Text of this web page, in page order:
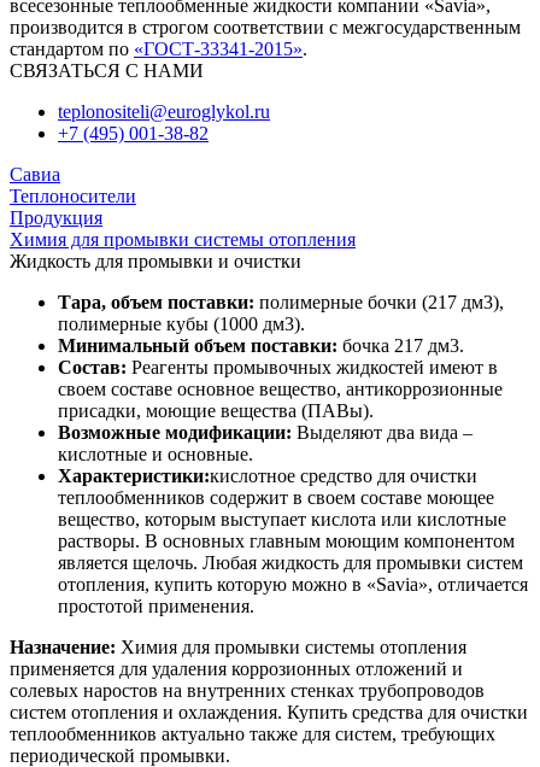
всесезонные теплообменные жидкости компании «Savia»,
производится в строгом соответствии с межгосударственным
стандартом по «ГОСТ-33341-2015».
СВЯЗАТЬСЯ С НАМИ
teplonositeli@euroglykol.ru
+7 (495) 001-38-82
Савиа
Теплоносители
Продукция
Химия для промывки системы отопления
Жидкость для промывки и очистки
Тара, объем поставки: полимерные бочки (217 дм3),
полимерные кубы (1000 дм3).
Минимальный объем поставки: бочка 217 дм3.
Состав: Реагенты промывочных жидкостей имеют в
своем составе основное вещество, антикоррозионные
присадки, моющие вещества (ПАВы).
Возможные модификации: Выделяют два вида –
кислотные и основные.
Характеристики:кислотное средство для очистки
теплообменников содержит в своем составе моющее
вещество, которым выступает кислота или кислотные
растворы. В основных главным моющим компонентом
является щелочь. Любая жидкость для промывки систем
отопления, купить которую можно в «Savia», отличается
простотой применения.
Назначение: Химия для промывки системы отопления
применяется для удаления коррозионных отложений и
солевых наростов на внутренних стенках трубопроводов
систем отопления и охлаждения. Купить средства для очистки
теплообменников актуально также для систем, требующих
периодической промывки.